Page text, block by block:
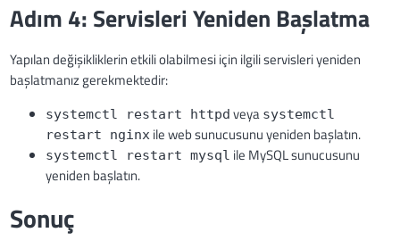
Adım 4: Servisleri Yeniden Başlatma
Yapılan değişikliklerin etkili olabilmesi için ilgili servisleri yeniden
başlatmanız gerekmektedir:
systemctl restart httpd veya systemctl
restart nginx ile web sunucusunu yeniden başlatın.
systemctl restart mysql ile MySQL sunucusunu
yeniden başlatın.
Sonuç